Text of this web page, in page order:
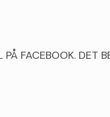
FACEBOOK. DET